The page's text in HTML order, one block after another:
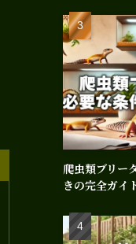
爬虫類ブリー
きの完全ガイ